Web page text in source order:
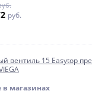
руб.
вентиль 15 Easytop
магазинах